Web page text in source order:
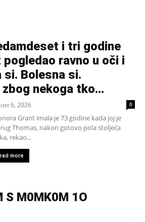
i tri godine
pogledao ravno u oči i
si. Bolesna si.
nekoga tko...
6, 2026 0
Grant imala je 73 godine kada joj je
Thomas, nakon gotovo pola stoljeća
rekao...
more
S M0MK0M 1O